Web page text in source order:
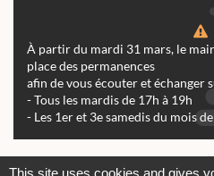
À partir du mardi 31 mars, le
place des permanences
afin de vous écouter et échanger
- Tous les mardis de 17h à 19h
- Les 1er et 3e samedis du mois
This site uses cookies and gives